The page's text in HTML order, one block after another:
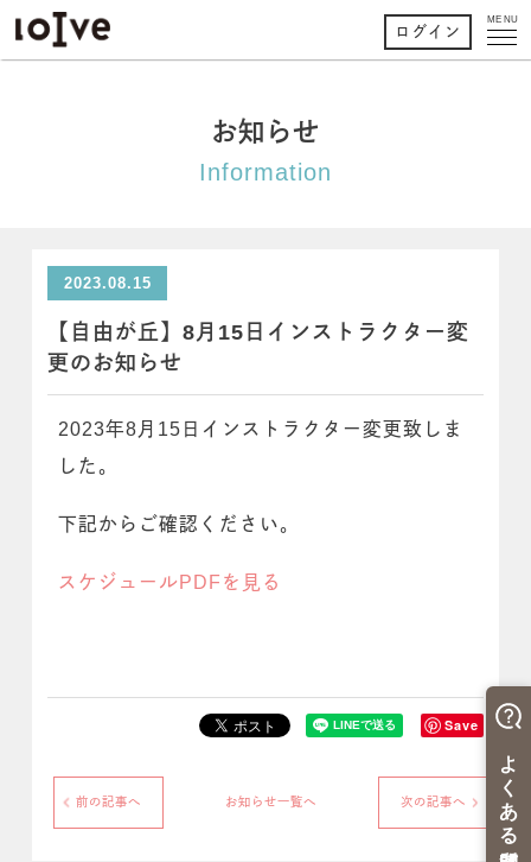
MENU
ログイン
お知らせ
Information
2023.08.15
【自由が丘】8月15日インストラクター変
更のお知らせ
2023年8月15日インストラクター変更致しま
した。
下記からご確認ください。
スケジュールPDFを見る
Save
前の記事へ お知らせ一覧へ 次の記事へ